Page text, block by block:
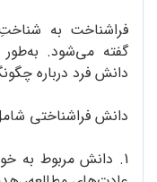
فراشناخت به
گفته می‌شود. به‌طور
دانش فرد درباره
دانش فراشناختی
1. دانش مربوط به